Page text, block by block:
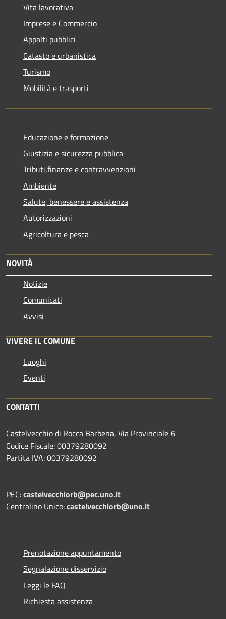
Vita lavorativa
Imprese e Commercio
Appalti pubblici
Catasto e urbanistica
Turismo
Mobilità e trasporti
Educazione e formazione
Giustizia e sicurezza pubblica
Tributi,finanze e contravvenzioni
Ambiente
Salute, benessere e assistenza
Autorizzazioni
Agricoltura e pesca
NOVITÀ
Notizie
Comunicati
Avvisi
VIVERE IL COMUNE
Luoghi
Eventi
CONTATTI
Castelvecchio di Rocca Barbena, Via Provinciale 6
Codice Fiscale: 00379280092
Partita IVA: 00379280092
PEC:castelvecchiorb@pec.uno.it
Centralino Unico:castelvecchiorb@uno.it
Prenotazione appuntamento
Segnalazione disservizio
Leggi le FAQ
Richiesta assistenza